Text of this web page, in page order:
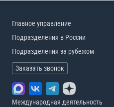
Главное управление
Подразделения в России
Подразделения за рубежом
Заказать звонок
Международная деятельность